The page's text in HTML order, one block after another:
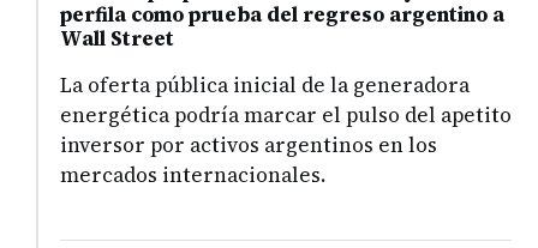
perfila como prueba del regreso argentino a
Wall Street
La oferta pública inicial de la generadora
energética podría marcar el pulso del apetito
inversor por activos argentinos en los
mercados internacionales.